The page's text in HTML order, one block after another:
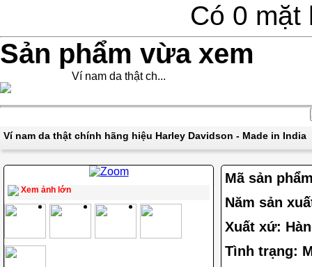
Có 0 mặt
Sản phẩm vừa xem
Ví nam da thật ch...
Ví nam da thật chính hãng hiệu Harley Davidson - Made in India
Xem ảnh lớn
Mã sản
Năm sản
Xuất xứ:
Tình trạng: